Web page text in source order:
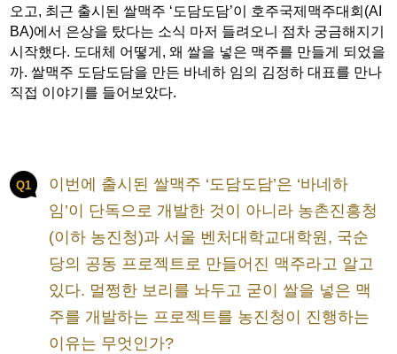
오고, 최근 출시된 쌀맥주 ‘도담도담’이 호주국제맥주대회(AI
BA)에서 은상을 탔다는 소식 마저 들려오니 점차 궁금해지기
시작했다. 도대체 어떻게, 왜 쌀을 넣은 맥주를 만들게 되었을
까. 쌀맥주 도담도담을 만든 바네하 임의 김정하 대표를 만나
직접 이야기를 들어보았다.
Q1
이번에 출시된 쌀맥주 ‘도담도담’은 ‘바네하
임’이 단독으로 개발한 것이 아니라 농촌진흥청
(이하 농진청)과 서울 벤처대학교대학원, 국순
당의 공동 프로젝트로 만들어진 맥주라고 알고
있다. 멀쩡한 보리를 놔두고 굳이 쌀을 넣은 맥
주를 개발하는 프로젝트를 농진청이 진행하는
이유는 무엇인가?